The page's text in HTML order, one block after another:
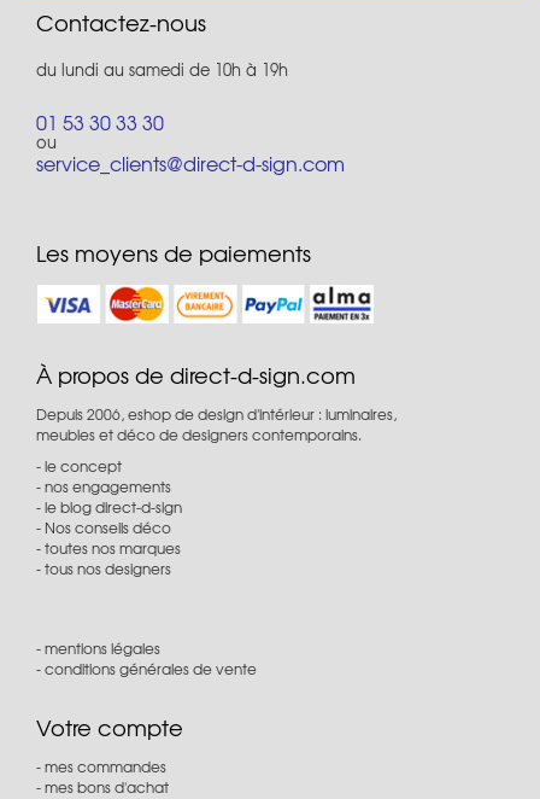
Contactez-nous
du lundi au samedi de 10h à 19h
01 53 30 33 30
ou
service_clients@direct-d-sign.com
Les moyens de paiements
À propos de direct-d-sign.com
Depuis 2006, eshop de design d'intérieur : luminaires,
meubles et déco de designers contemporains.
le concept
nos engagements
le blog direct-d-sign
Nos conseils déco
toutes nos marques
tous nos designers
mentions légales
conditions générales de vente
Votre compte
mes commandes
mes bons d'achat